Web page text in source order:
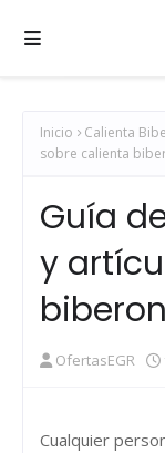
Inicio Calienta
sobre calienta
Guía
y
OfertasEGR
Cualquier